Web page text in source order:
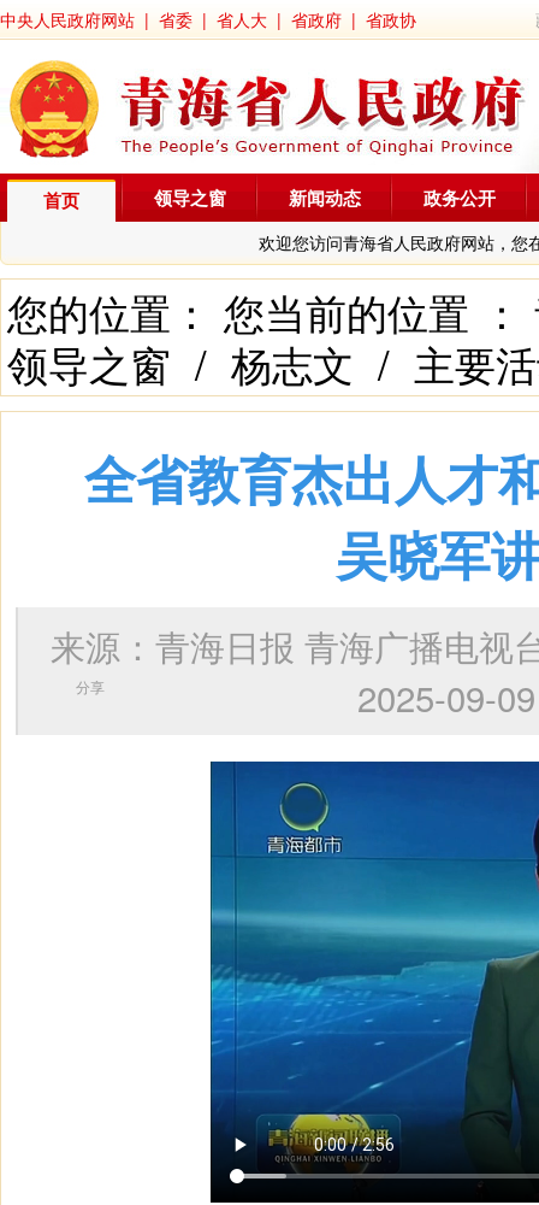
中央人民政府网站 | 省委 | 省人大 | 省政府 | 省政协
首页
欢迎您访问青海省人民政府网站，您
领导之窗 新闻动态 政务公开
您的位置： 您当前的位置 ：
领导之窗 / 杨志文 / 主要
全省教育杰出人才
吴晓军
来源：青海日报 青海广播电
2025-
分享